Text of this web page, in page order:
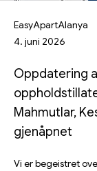
EasyApartAlanya
4. juni 2026
Oppdatering
Mahmutlar,
gjenåpnet
Vi er begeistret